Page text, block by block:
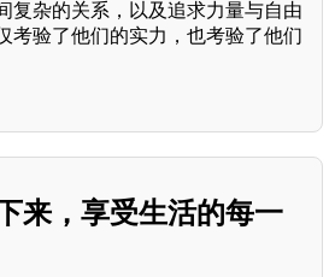
复杂的关系，以及追求力量与自由
考验了他们的实力，也考验了他们
来，享受生活的每一